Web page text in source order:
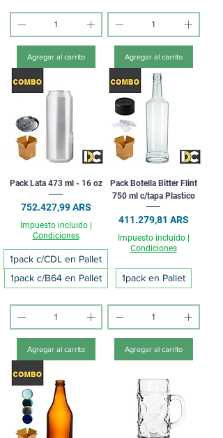
Agregar al carrito Agregar al carrito
Pack Lata 473 ml - 16 oz
Precio
752.427,99 ARS
Impuesto incluido|
Condiciones
1pack c/CDL en Pallet
1pack c/B64 en Pallet
Agregar al carrito
Pack Botella Bitter Flint
750 ml c/tapa Plastico
Precio
411.279,81 ARS
Impuesto incluido|
Condiciones
1pack en Pallet
Agregar al carrito